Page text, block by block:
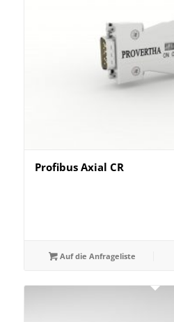
Profibus Axial CR
Auf die Anfrageliste